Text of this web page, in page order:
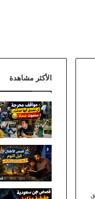
الأكثر مشاهدة